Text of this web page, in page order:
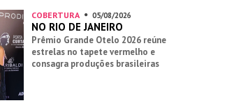
COBERTURA 05/08/2026
NO RIO DE JANEIRO
Prêmio Grande Otelo 2026 reúne
estrelas no tapete vermelho e
consagra produções brasileiras